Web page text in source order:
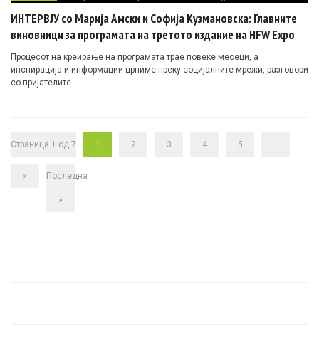
ИНТЕРВЈУ со Марија Амски и Софија Кузмановска: Главните
виновници за програмата на третото издание на HFW Expo
Процесот на креирање на програмата трае повеќе месеци, а
инспирација и информации црпиме преку социјалните мрежи, разговори
со пријателите…
Страница 1 од 7 1 2 3 4 5
» Последна
»